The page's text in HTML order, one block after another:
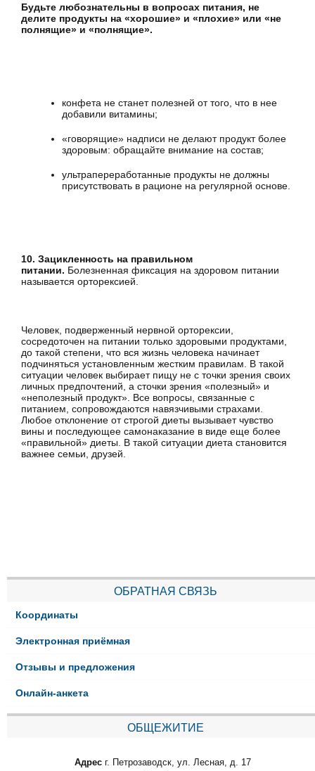
Будьте любознательны в вопросах питания, не
делите продукты на «хорошие» и «плохие» или «не
полнящие» и «полнящие».
конфета не станет полезней от того, что в нее
добавили витамины;
«говорящие» надписи не делают продукт более
здоровым: обращайте внимание на состав;
ультрапереработанные продукты не должны
присутствовать в рационе на регулярной основе.
10. Зацикленность на правильном
питании. Болезненная фиксация на здоровом питании
называется орторексией.
Человек, подверженный нервной орторексии,
сосредоточен на питании только здоровыми продуктами,
до такой степени, что вся жизнь человека начинает
подчиняться установленным жестким правилам. В такой
ситуации человек выбирает пищу не с точки зрения своих
личных предпочтений, а сточки зрения «полезный» и
«неполезный продукт». Все вопросы, связанные с
питанием, сопровождаются навязчивыми страхами.
Любое отклонение от строгой диеты вызывает чувство
вины и последующее самонаказание в виде еще более
«правильной» диеты. В такой ситуации диета становится
важнее семьи, друзей.
ОБРАТНАЯ СВЯЗЬ
Координаты
Электронная приёмная
Отзывы и предложения
Онлайн-анкета
ОБЩЕЖИТИЕ
Адрес г. Петрозаводск, ул. Лесная, д. 17